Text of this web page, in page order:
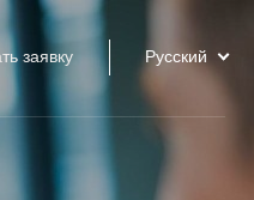
заявку Русский